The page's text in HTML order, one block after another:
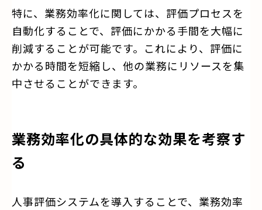
特に、業務効率化に関しては、評価プロセスを
自動化することで、評価にかかる手間を大幅に
削減することが可能です。これにより、評価に
かかる時間を短縮し、他の業務にリソースを集
中させることができます。
業務効率化の具体的な効果を考察す
る
人事評価システムを導入することで、業務効率